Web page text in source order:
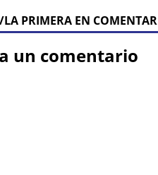
LA PRIMERA EN COMENTAR
un comentario